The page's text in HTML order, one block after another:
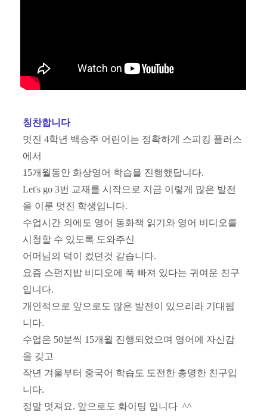
칭찬합니다
멋진 4학년 백승주 어린이는 정확하게 스피킹 플러스
에서
15개월동안 화상영어 학습을 진행했답니다.
Let's go 3번 교재를 시작으로 지금 이렇게 많은 발전
을 이룬 멋진 학생입니다.
수업시간 외에도 영어 동화책 읽기와 영어 비디오를
시청할 수 있도록 도와주신
어머님의 덕이 컸던것 같습니다.
요즘 스펀지밥 비디오에 푹 빠져 있다는 귀여운 친구
입니다.
개인적으로 앞으로도 많은 발전이 있으리라 기대됩
니다.
수업은 50분씩 15개월 진행되었으며 영어에 자신감
을 갖고
작년 겨울부터 중국어 학습도 도전한 총명한 친구입
니다.
정말 멋져요. 앞으로도 화이팅 입니다 ^^